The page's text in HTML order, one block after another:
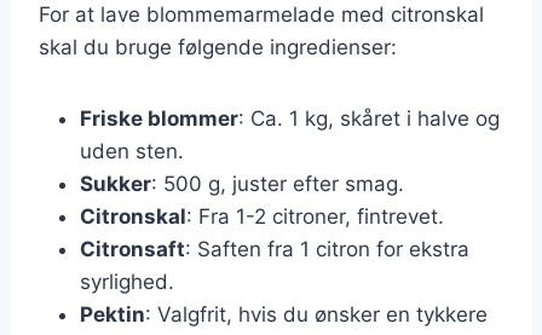
For at lave blommemarmelade med citronskal
skal du bruge følgende ingredienser:
Friske blommer: Ca. 1 kg, skåret i halve og
uden sten.
Sukker: 500 g, juster efter smag.
Citronskal: Fra 1-2 citroner, fintrevet.
Citronsaft: Saften fra 1 citron for ekstra
syrlighed.
Pektin: Valgfrit, hvis du ønsker en tykkere